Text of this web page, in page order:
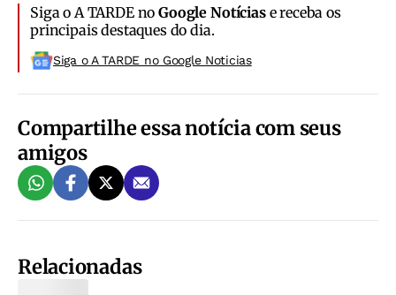
Siga o A TARDE noGoogle Notíciase receba os
principais destaques do dia.
Siga o A TARDE no Google Noticias
Compartilhe essa notícia com seus
amigos
Relacionadas